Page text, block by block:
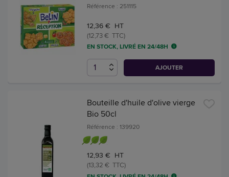
Référence : 251115
12,36 € HT
(12,73 € TTC)
EN STOCK, LIVRÉ EN 24/48H
AJOUTER
Bouteille d'huile d'olive vierge
Bio 50cl
Référence : 139920
12,93 € HT
(13,32 € TTC)